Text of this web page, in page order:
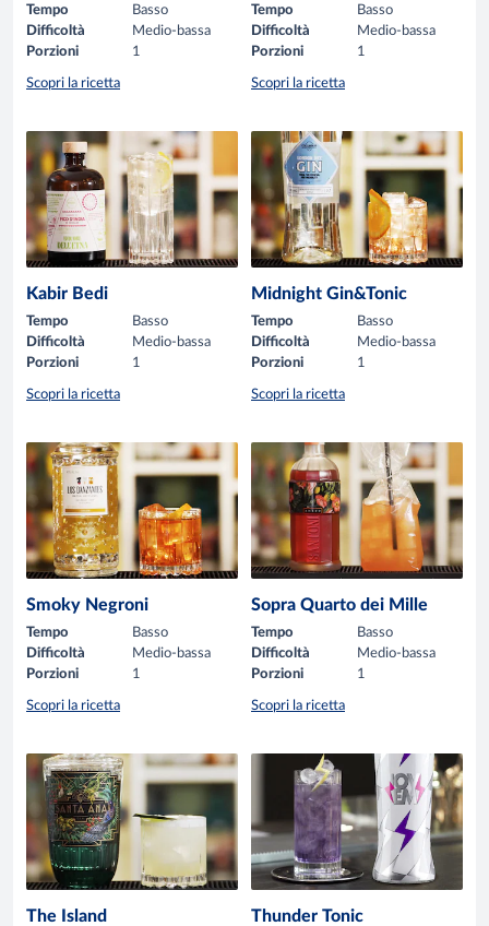
Tempo
Basso
Difficoltà
Medio-bassa
Porzioni
1
Scopri la ricetta
Tempo
Basso
Difficoltà
Medio-bassa
Porzioni
1
Scopri la ricetta
Kabir Bedi
Tempo
Basso
Difficoltà
Medio-bassa
Porzioni
1
Scopri la ricetta
Midnight Gin&Tonic
Tempo
Basso
Difficoltà
Medio-bassa
Porzioni
1
Scopri la ricetta
Smoky Negroni
Tempo
Basso
Difficoltà
Medio-bassa
Porzioni
1
Scopri la ricetta
Sopra Quarto dei Mille
Tempo
Basso
Difficoltà
Medio-bassa
Porzioni
1
Scopri la ricetta
The Island Thunder Tonic